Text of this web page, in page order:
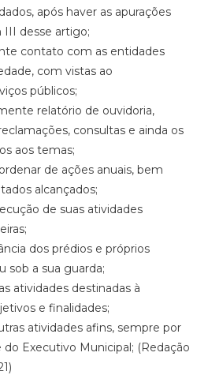
após haver as apurações
desse artigo;
contato com as entidades
com vistas ao
públicos;
relatório de ouvidoria,
consultas e ainda os
aos temas;
de ações anuais, bem
alcançados;
de suas atividades
dos prédios e próprios
sob a sua guarda;
atividades destinadas à
e finalidades;
atividades afins, sempre por
Executivo Municipal; (Redação